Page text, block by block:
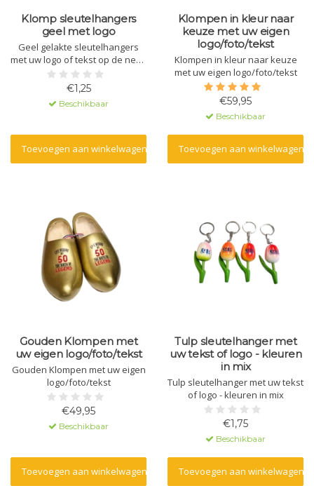
Klomp sleutelhangers
geel met logo
Geel gelakte sleutelhangers
met uw logo of tekst op de neus
bedrukt.Leuk om uit te delen op
beurzen, voor goodybags en
bruiloften.
€1,25
Beschikbaar
Toevoegen aan winkelwagen
Klompen in kleur naar
keuze met uw eigen
logo/foto/tekst
Klompen in kleur naar keuze
met uw eigen logo/foto/tekst
€59,95
Beschikbaar
Toevoegen aan winkelwagen
Gouden Klompen met
uw eigen logo/foto/tekst
Gouden Klompen met uw eigen
logo/foto/tekst
€49,95
Beschikbaar
Toevoegen aan winkelwagen
Tulp sleutelhanger met
uw tekst of logo - kleuren
in mix
Tulp sleutelhanger met uw tekst
of logo - kleuren in mix
€1,75
Beschikbaar
Toevoegen aan winkelwagen